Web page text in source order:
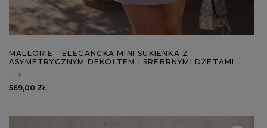
MALLORIE - ELEGANCKA MINI SUKIENKA Z
ASYMETRYCZNYM DEKOLTEM I SREBRNYMI DŻETAMI
L XL
569,00 ZŁ